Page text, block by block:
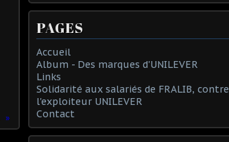
PAGES
Accueil
Album - Des marques d'UNILEVER
Links
Solidarité aux salariés de FRALIB, contre
l'exploiteur UNILEVER
Contact